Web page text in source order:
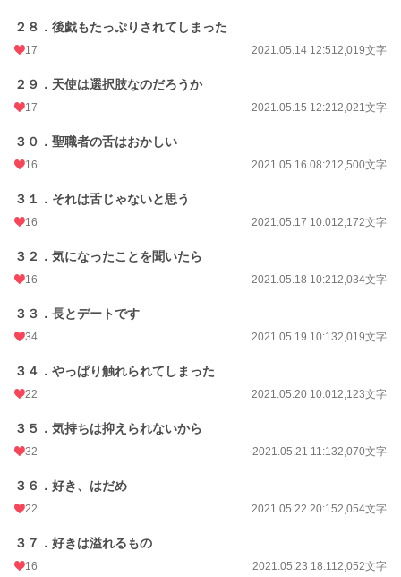
２８．後戯もたっぷりされてしまった
17 2021.05.14 12:512,019文字
２９．天使は選択肢なのだろうか
17 2021.05.15 12:212,021文字
３０．聖職者の舌はおかしい
16 2021.05.16 08:212,500文字
３１．それは舌じゃないと思う
16 2021.05.17 10:012,172文字
３２．気になったことを聞いたら
16 2021.05.18 10:212,034文字
３３．長とデートです
34 2021.05.19 10:132,019文字
３４．やっぱり触れられてしまった
22 2021.05.20 10:012,123文字
３５．気持ちは抑えられないから
32 2021.05.21 11:132,070文字
３６．好き、はだめ
22 2021.05.22 20:152,054文字
３７．好きは溢れるもの
16 2021.05.23 18:112,052文字